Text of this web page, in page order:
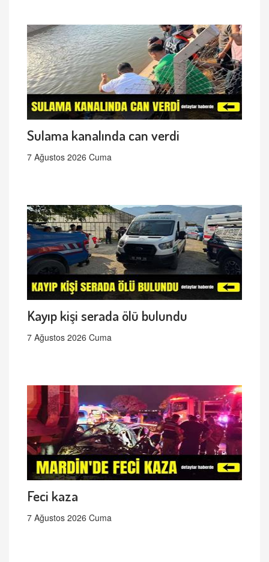
Sulama kanalında can verdi
7 Ağustos 2026 Cuma
Kayıp kişi serada ölü bulundu
7 Ağustos 2026 Cuma
Feci kaza
7 Ağustos 2026 Cuma